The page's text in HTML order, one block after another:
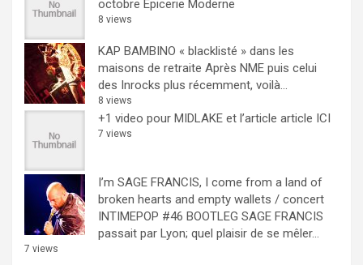
octobre Epicerie Moderne
8 views
KAP BAMBINO « blacklisté » dans les
maisons de retraite Après NME puis celui
des Inrocks plus récemment, voilà...
8 views
+1 video pour MIDLAKE et l’article article ICI
7 views
I’m SAGE FRANCIS, I come from a land of
broken hearts and empty wallets / concert
INTIMEPOP #46 BOOTLEG SAGE FRANCIS
passait par Lyon; quel plaisir de se mêler...
7 views